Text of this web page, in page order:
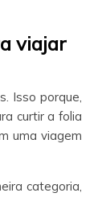
viajar
Isso porque,
curtir a folia
uma viagem
categoria,